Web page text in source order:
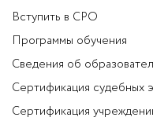
Вступить в СРО
Программы обучения
Сведения об
Сертификация судебных
Сертификация